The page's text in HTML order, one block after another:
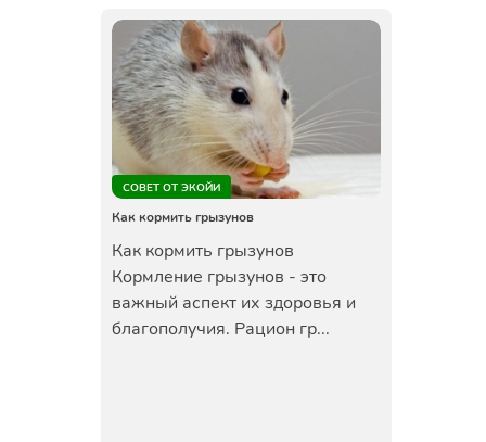
СОВЕТ ОТ ЭКОЙИ
Как кормить грызунов
Как кормить грызунов
Кормление грызунов - это
важный аспект их здоровья и
благополучия. Рацион гр...